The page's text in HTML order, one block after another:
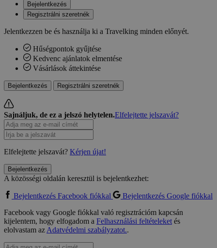
Bejelentkezés
Regisztrálni szeretnék
Jelentkezzen be és használja ki a Travelking minden előnyét.
Hűségpontok gyűjtése
Kedvenc ajánlatok elmentése
Vásárlások áttekintése
Bejelentkezés Regisztrálni szeretnék
Sajnáljuk, de ez a jelszó helytelen.Elfelejtette jelszavát?
Elfelejtette jelszavát? Kérjen újat!
Bejelentkezés
A közösségi oldalán keresztül is bejelentkezhet:
Bejelentkezés Facebook fiókkal
Bejelentkezés Google fiókkal
Facebook vagy Google fiókkal való regisztrációm kapcsán
kijelentem, hogy elfogadom a Felhasználási feltételeketés
elolvastam azAdatvédelmi szabályzatot..